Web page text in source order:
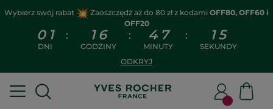
Wybierz swój rabat Zaoszczędź aż do 80 zł z kodami OFF80, OFF60 i
OFF20
0 1
DNI
: 1 6
GODZINY
: 4 7
MINUTY
: 1 5
SEKUNDY
ODKRYJ